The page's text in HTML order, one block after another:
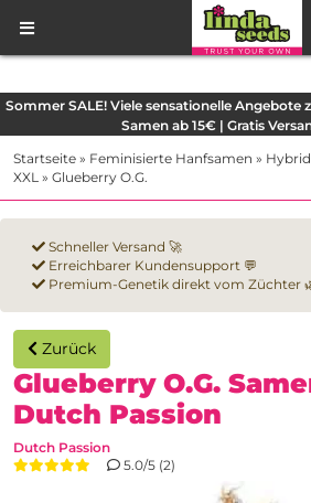
Sommer SALE! Viele sensationelle Angebote
Samen ab 15€ | Gratis
Startseite » Feminisierte Hanfsamen » Hybrid
XXL » Glueberry O.G.
Schneller Versand 🚀
Erreichbarer Kundensupport 💬
Premium-Genetik direkt vom Züchter
Zurück
Glueberry O.G.
Dutch Passion
Dutch Passion
5.0/5 (2)